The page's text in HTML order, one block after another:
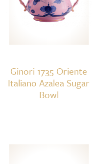
Ginori 1735 Oriente
Italiano Azalea Sugar
Bowl